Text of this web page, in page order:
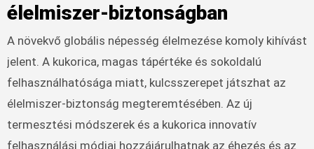
élelmiszer-biztonságban
A növekvő globális népesség élelmezése komoly kihívást
jelent. A kukorica, magas tápértéke és sokoldalú
felhasználhatósága miatt, kulcsszerepet játszhat az
élelmiszer-biztonság megteremtésében. Az új
termesztési módszerek és a kukorica innovatív
felhasználási módjai hozzájárulhatnak az éhezés és az